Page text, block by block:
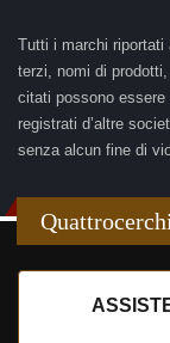
Tutti i marchi riportati
terzi, nomi di
citati possono
registrati d’altre
senza alcun fine di